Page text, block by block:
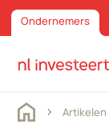
Ondernemers
Artikelen